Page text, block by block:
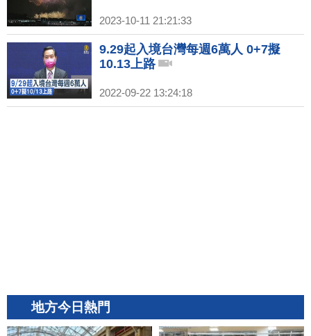
2023-10-11 21:21:33
9.29起入境台灣每週6萬人 0+7擬
10.13上路
2022-09-22 13:24:18
地方今日熱門